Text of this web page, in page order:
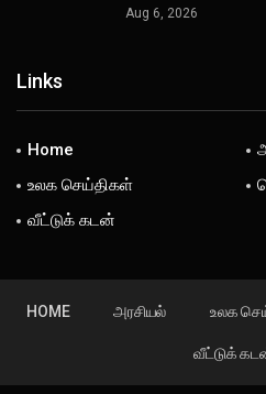
Aug 6, 2026
Links
Home
உலக செய்திகள்
வீட்டுக் கடன்
HOME அரசியல் உலக
வீட்டுக்